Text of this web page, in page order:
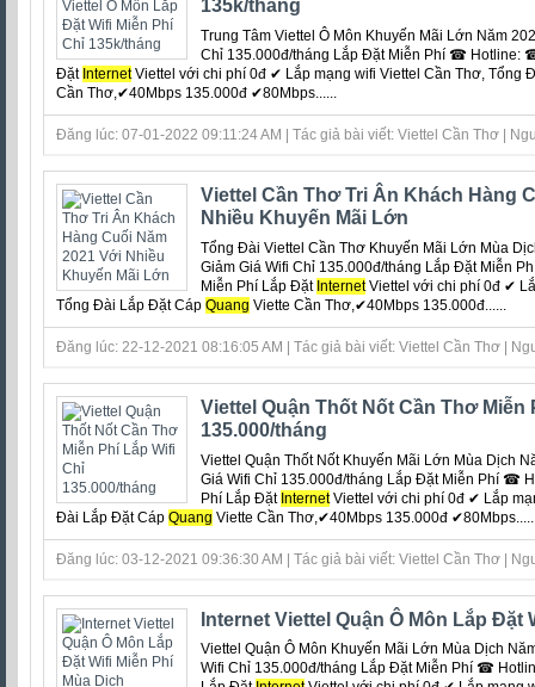
135k/tháng
Trung Tâm Viettel Ô Môn Khuyến Mãi Lớn Năm
Chỉ 135.000đ/tháng Lắp Đặt Miễn Phí ☎ Hotline:
Đặt InternetViettel với chi phí 0đ ‎✔ Lắp mạng wifi Viettel Cần Thơ, Tổng
Cần Thơ,✔40Mbps 135.000đ ✔80Mbps......
Đăng lúc: 07-01-2022 09:11:24 AM | Tác giả bài viết: Viettel Cần Thơ |
Viettel Cần Thơ Tri Ân Khách Hàng
Nhiều Khuyến Mãi Lớn
Tổng Đài Viettel Cần Thơ Khuyến Mãi Lớn Mùa
Giảm Giá Wifi Chỉ 135.000đ/tháng Lắp Đặt Miễn
Miễn Phí Lắp Đặt InternetViettel với chi phí 0đ ‎✔
Tổng Đài Lắp Đặt Cáp Quang Viette Cần Thơ,✔40Mbps 135.000đ......
Đăng lúc: 22-12-2021 08:16:05 AM | Tác giả bài viết: Viettel Cần Thơ |
Viettel Quận Thốt Nốt Cần Thơ Miễn
135.000/tháng
Viettel Quận Thốt Nốt Khuyến Mãi Lớn Mùa Dịch
Giá Wifi Chỉ 135.000đ/tháng Lắp Đặt Miễn Phí ☎
Phí Lắp Đặt InternetViettel với chi phí 0đ ‎✔ Lắp
Đài Lắp Đặt Cáp Quang Viette Cần Thơ,✔40Mbps 135.000đ
Đăng lúc: 03-12-2021 09:36:30 AM | Tác giả bài viết: Viettel Cần Thơ |
Internet Viettel Quận Ô Môn Lắp Đặt
Viettel Quận Ô Môn Khuyến Mãi Lớn Mùa Dịch
Wifi Chỉ 135.000đ/tháng Lắp Đặt Miễn Phí ☎